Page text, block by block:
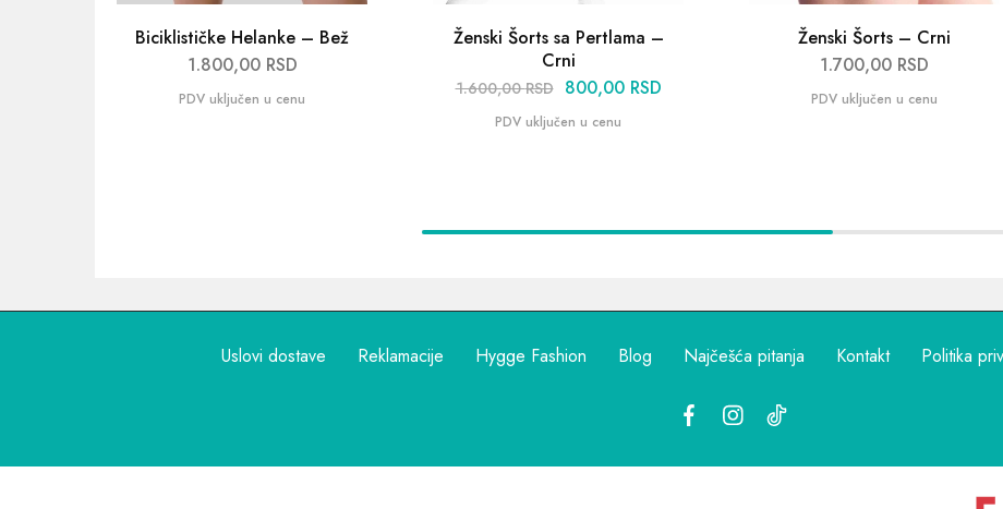
Biciklističke Helanke – Bež
1.800,00 RSD
Ženski Šorts sa Pertlama –
Crni
1.600,00RSD 800,00 RSD
Ženski Šorts – Crni
1.700,00 RSD
Uslovi dostave Reklamacije Hygge Fashion Blog Najčešća pitanja Kontakt Politika